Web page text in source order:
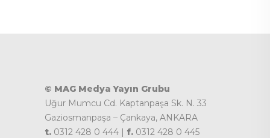
© MAG Medya Yayın Grubu
Uğur Mumcu Cd. Kaptanpaşa Sk. N. 33
Gaziosmanpaşa – Çankaya, ANKARA
t. 0312 428 0 444 | f. 0312 428 0 445